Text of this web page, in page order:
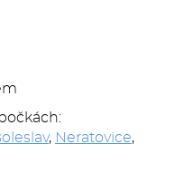
, Neratovice,